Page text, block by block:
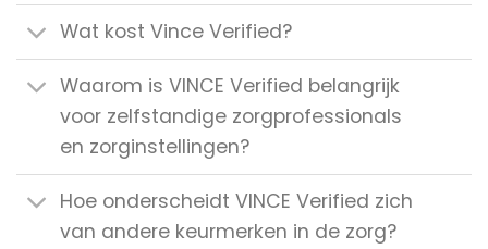
Wat kost Vince Verified?
Waarom is VINCE Verified belangrijk
voor zelfstandige zorgprofessionals
en zorginstellingen?
Hoe onderscheidt VINCE Verified zich
van andere keurmerken in de zorg?